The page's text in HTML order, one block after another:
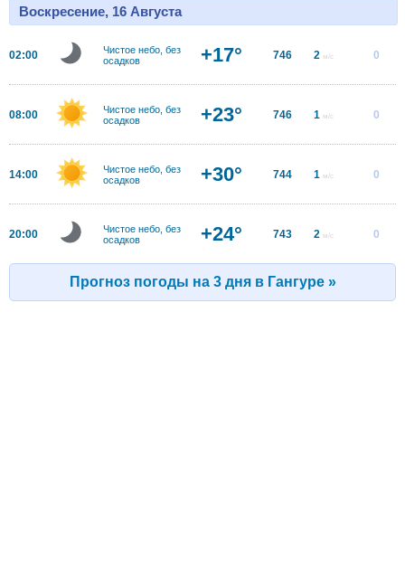
Воскресение, 16 Августа
02:00
Чистое небо, без
осадков
+17° 746 2 м/с 0
08:00
Чистое небо, без
осадков
+23° 746 1 м/с 0
14:00
Чистое небо, без
осадков
+30° 744 1 м/с 0
20:00
Чистое небо, без
осадков
+24° 743 2 м/с 0
Прогноз погоды на 3 дня в Гангуре »